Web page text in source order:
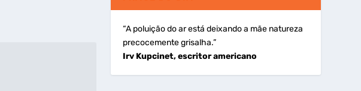
“A poluição do ar está deixando a mãe natureza
precocemente grisalha.”
Irv Kupcinet, escritor americano